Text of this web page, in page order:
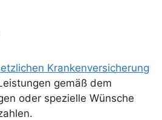
Krankenversicherung
gemäß dem
oder spezielle Wünsche